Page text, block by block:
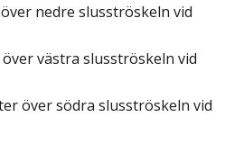
nedre slusströskeln vid
västra slusströskeln vid
över södra slusströskeln vid